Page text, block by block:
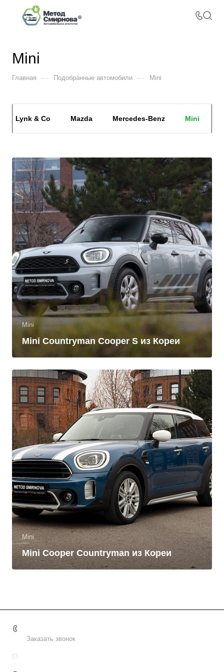
Mini
Главная — Подобранные автомобили — Mini
Lynk & Co Mazda Mercedes-Benz Mini
Mini
Mini Countryman Cooper S из Кореи
Mini
Mini Cooper Countryman из Кореи
Заказать звонок